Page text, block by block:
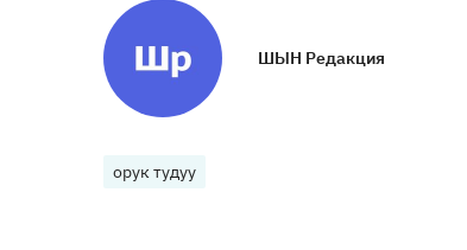
ШЫН Редакция
орук тудуу